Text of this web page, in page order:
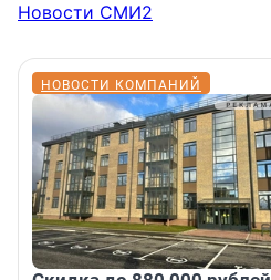
Новости СМИ2
НОВОСТИ КОМПАНИЙ